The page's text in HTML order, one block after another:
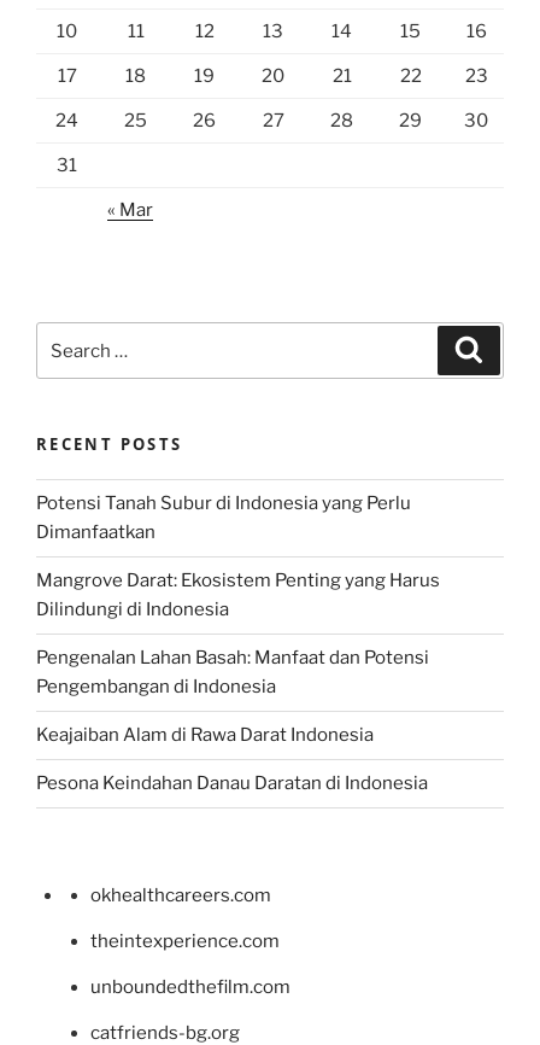
10 11 12 13 14 15 16
17 18 19 20 21 22 23
24 25 26 27 28 29 30
31
« Mar
for:
RECENT POSTS
Potensi Tanah Subur di Indonesia yang Perlu
Dimanfaatkan
Mangrove Darat: Ekosistem Penting yang Harus
Dilindungi di Indonesia
Pengenalan Lahan Basah: Manfaat dan Potensi
Pengembangan di Indonesia
Keajaiban Alam di Rawa Darat Indonesia
Pesona Keindahan Danau Daratan di Indonesia
okhealthcareers.com
theintexperience.com
unboundedthefilm.com
catfriends-bg.org